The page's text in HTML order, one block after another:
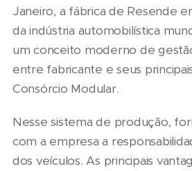
Janeiro, a fábrica de Resende
da indústria automobilística
um conceito moderno de
entre fabricante e seus
Consórcio Modular.
Nesse sistema de produção,
com a empresa a
dos veículos. As principais